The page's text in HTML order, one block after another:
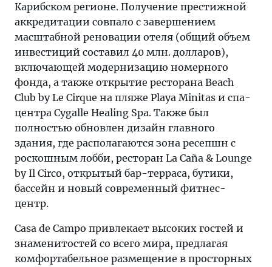
Карибском регионе. Получение престижной
аккредитации совпало с завершением
масштабной реновации отеля (общий объем
инвестиций составил 40 млн. долларов),
включающей модернизацию номерного
фонда, а также открытие ресторана Beach
Club by Le Cirque на пляже Playa Minitas и спа-
центра Cygalle Healing Spa. Также был
полностью обновлен дизайн главного
здания, где располагаются зона ресепшн с
роскошным лобби, ресторан La Caña & Lounge
by Il Circo, открытый бар-терраса, бутики,
бассейн и новый современный фитнес-
центр.
Casa de Campo привлекает высоких гостей и
знаменитостей со всего мира, предлагая
комфортабельное размещение в просторных